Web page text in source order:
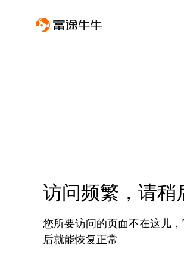
访问频繁，请稍
您所要访问的页面不在这儿
后就能恢复正常